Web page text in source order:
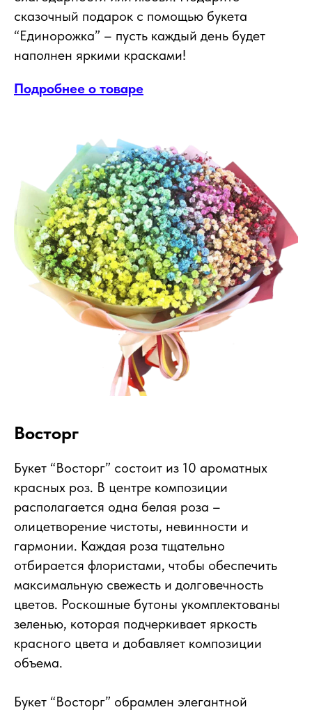
сказочный подарок с помощью букета
“Единорожка” – пусть каждый день будет
наполнен яркими красками!
Подробнее о товаре
Восторг
Букет “Восторг” состоит из 10 ароматных
красных роз. В центре композиции
располагается одна белая роза –
олицетворение чистоты, невинности и
гармонии. Каждая роза тщательно
отбирается флористами, чтобы обеспечить
максимальную свежесть и долговечность
цветов. Роскошные бутоны укомплектованы
зеленью, которая подчеркивает яркость
красного цвета и добавляет композиции
объема.
Букет “Восторг” обрамлен элегантной